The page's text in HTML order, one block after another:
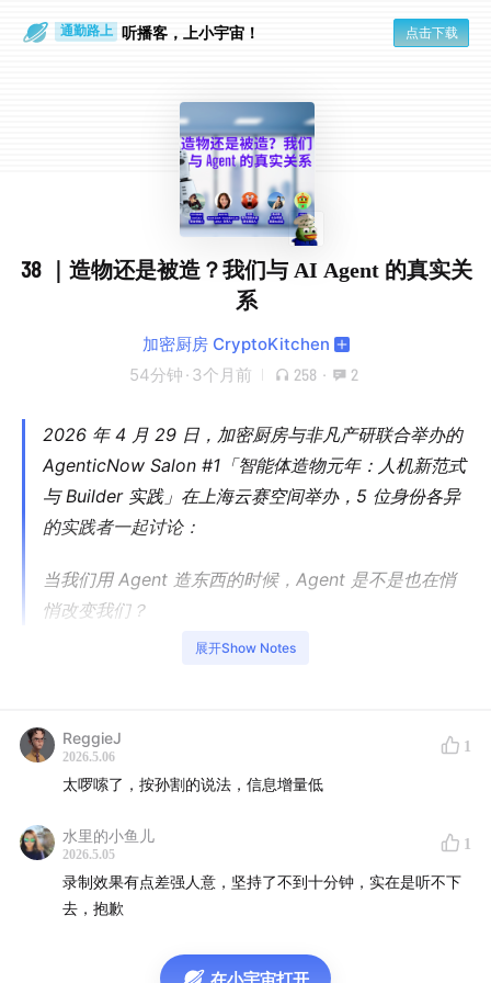
通勤路上 听播客，上小宇宙！ 点击下载
38 ｜造物还是被造？我们与 AI Agent 的真实关
系
加密厨房 CryptoKitchen
54分钟 · 3个月前 258 · 2
2026 年 4 月 29 日， 加密厨房与非凡产研联合举办的
AgenticNow Salon #1「智能体造物元年：人机新范式
与 Builder 实践」 在上海云赛空间举办，5 位身份各异
的实践者一起讨论：
当我们用 Agent 造东西的时候，Agent 是不是也在悄
悄改变我们？
民，从 ChatGPT、Cursor、Claude Code 到 Manus、
展开Show Notes
ReggieJ
2026.5.06
1
太啰嗦了，按孙割的说法，信息增量低
水里的小鱼儿
2026.5.05
1
录制效果有点差强人意，坚持了不到十分钟，实在是听不下
去，抱歉
在小宇宙打开